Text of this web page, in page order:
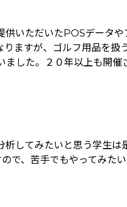
いただいたPOSデータ
ますが、ゴルフ用品を
した。２０年以上も開
してみたいと思う学生
で、苦手でもやってみたい